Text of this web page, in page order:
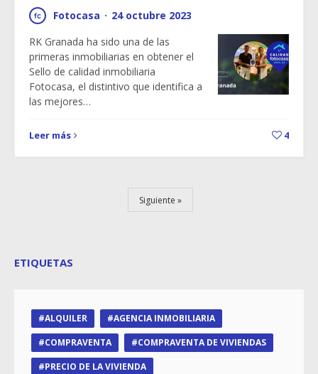
Fotocasa · 24 octubre 2023
RK Granada ha sido una de las
primeras inmobiliarias en obtener el
Sello de calidad inmobiliaria
Fotocasa, el distintivo que identifica a
las mejores…
Leer más 4
Siguiente
ETIQUETAS
ALQUILER
AGENCIA INMOBILIARIA
COMPRAVENTA
COMPRAVENTA DE VIVIENDAS
PRECIO DE LA VIVIENDA